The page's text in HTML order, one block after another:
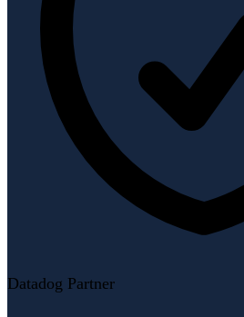
Datadog Partner